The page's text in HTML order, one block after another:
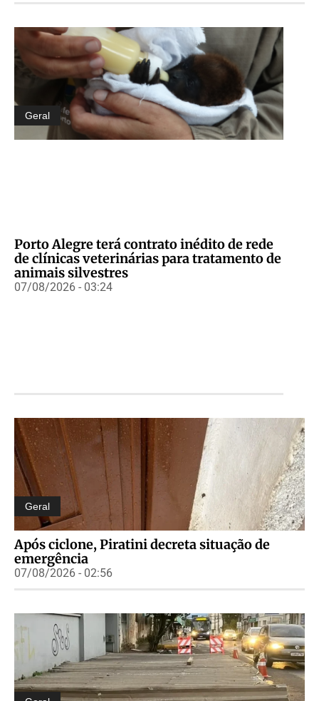
Geral
Porto Alegre terá contrato inédito de rede
de clínicas veterinárias para tratamento de
animais silvestres
07/08/2026 - 03:24
Geral
Após ciclone, Piratini decreta situação de
emergência
07/08/2026 - 02:56